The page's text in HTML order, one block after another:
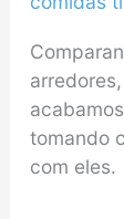
tomando
com eles.